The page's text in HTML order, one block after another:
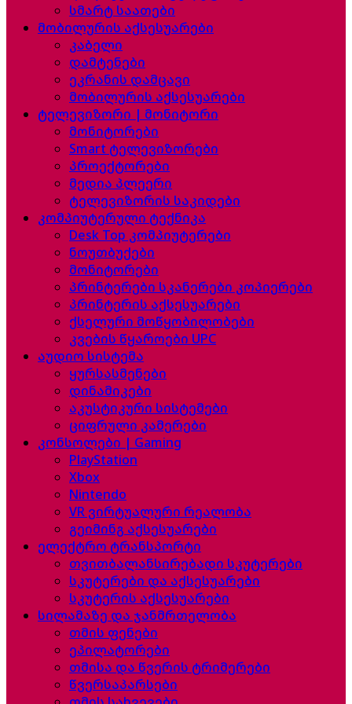
სმარტ საათები
მობილურის აქსესუარები
კაბელი
დამტენები
ეკრანის დამცავი
მობილურის აქსესუარები
ტელევიზორი | მონიტორი
მონიტორები
Smart ტელევიზორები
პროექტორები
მედია პლეერი
ტელევიზორის საკიდები
კომპიუტერული ტექნიკა
Desk Top კომპიუტერები
ნოუთბუქები
მონიტორები
პრინტერები სკანერები კოპიერები
პრინტერის აქსესუარები
ქსელური მოწყობილობები
კვების წყაროები UPC
აუდიო სისტემა
ყურსასმენები
დინამიკები
აკუსტიკური სისტემები
ციფრული კამერები
კონსოლები | Gaming
PlayStation
Xbox
Nintendo
VR ვირტუალური რეალობა
გეიმინგ აქსესუარები
ელექტრო ტრანსპორტი
თვითბალანსირებადი სკუტერები
სკუტერები და აქსესუარები
სკუტერის აქსესუარები
სილამაზე და ჯანმრთელობა
თმის ფენები
ეპილატორები
თმისა და წვერის ტრიმერები
წვერსაპარსები